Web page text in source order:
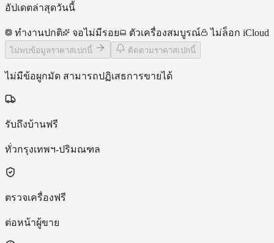
อัปเดตล่าสุดวันนี้
ทำงานปกติ จอไม่มีรอย ตัวเครื่องสมบูรณ์ ไม่ล็อก iCloud
ไม่พบข้อมูลราคาสเปกนี้ ติดตามราคาสเปกนี้
ไม่มีข้อผูกมัด สามารถปฏิเสธการขายได้
รับถึงบ้านฟรี
ทั่วกรุงเทพฯ-ปริมณฑล
ตรวจเครื่องฟรี
ต่อหน้าผู้ขาย